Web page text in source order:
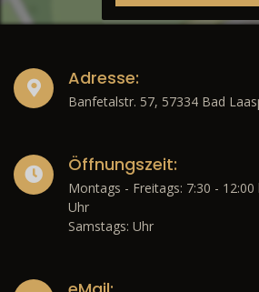
Adresse:
Banfetalstr. 57, 57334 Bad
Öffnungszeit:
Montags - Freitags: 7:30 - 12:00
Uhr
Samstags: Uhr